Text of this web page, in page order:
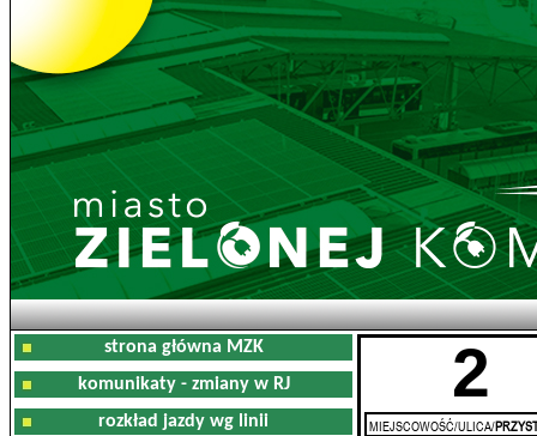
strona główna MZK
komunikaty - zmiany w RJ
rozkład jazdy wg linii
2
MIEJSCOWOŚĆ/ULICA/